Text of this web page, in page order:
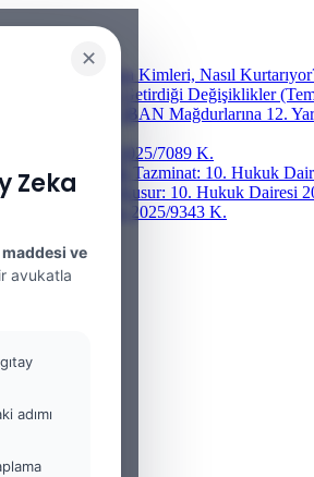
✕
Zeka
ve
avukatla
adımı
Eklenen Fıkra Kimleri, Nasıl
Maddeler ve Getirdiği Değişiklikler
Başıma Ne Gelir? IBAN Mağdurlarına 12.
9. Hukuk Dairesi 2025/7089 K.
Etkisi ve Maddi Tazminat: 10. Hukuk
Etkisi ve Ağır Kusur: 10. Hukuk Dairesi
9. Hukuk Dairesi 2025/9343 K.
4266 K.